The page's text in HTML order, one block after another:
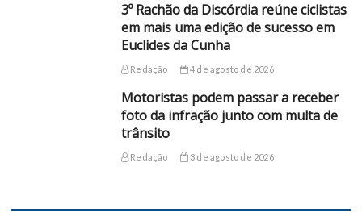
3º Rachão da Discórdia reúne ciclistas
em mais uma edição de sucesso em
Euclides da Cunha
Redação 4 de agosto de 2026
Motoristas podem passar a receber
foto da infração junto com multa de
trânsito
Redação 3 de agosto de 2026